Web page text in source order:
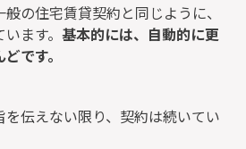
の住宅賃貸契約と同じように、
ます。 基本的には、自動的に更
です。
伝えない限り、契約は続いてい